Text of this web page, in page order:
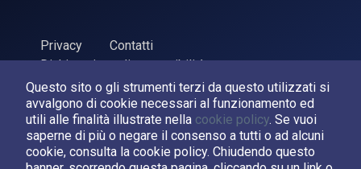
Questo sito o gli strumenti terzi da questo utilizzati si
avvalgono di cookie necessari al funzionamento ed
utili alle finalità illustrate nella cookie policy. Se vuoi
saperne di più o negare il consenso a tutti o ad alcuni
cookie, consulta la cookie policy. Chiudendo questo
Privacy
Contatti
Dichiarazione di accessibilità
ASI Agenzia Spaziale Italiana, 2026. P.Iva 03638121008
Sviluppato daLPM
Seguici su: